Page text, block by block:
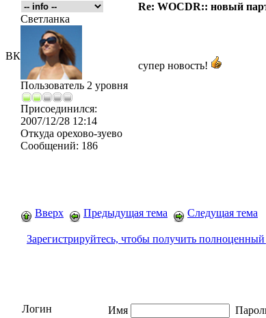
ВК
Re: WOCDR:: новый
Светланка
Пользователь 2 уровня
Присоединился:
2007/12/28 12:14
Откуда орехово-зуево
Сообщений: 186
супер новость!
Вверх Предыдущая тема Следущая тема
Зарегистрируйтесь, чтобы получить
Логин
Имя